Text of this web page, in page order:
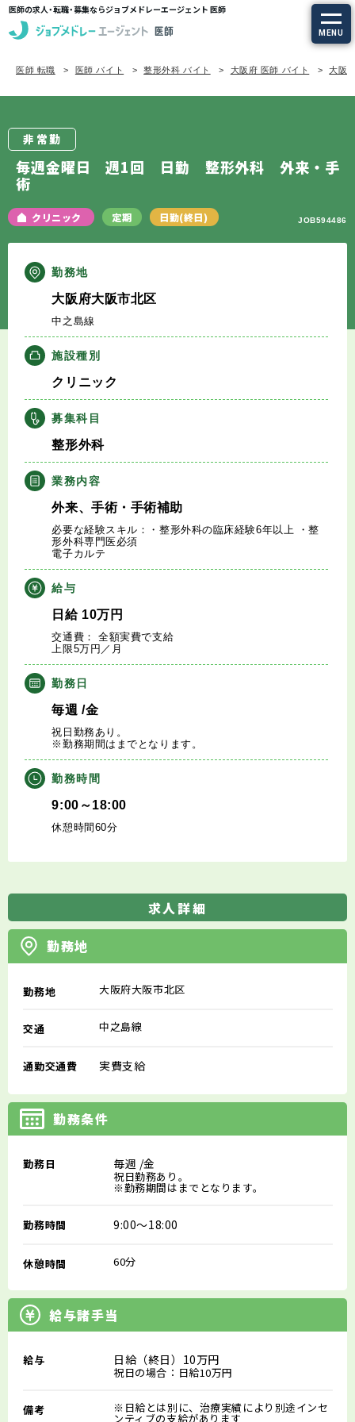
医師の求人・転職・募集ならジョブメドレーエージェント 医師
MENU
求人を探す
定期非常勤の求人
エージェントサービスTOP
サービスの流れ
医師の求人・転職Q&A
知りたい・聞きたい
転職成功事例
医師の転職マニュアル
データで見る医師の平均年収
医師に役立つ取材記事
大学医局紹介
医師 転職 医師 バイト 整形外科 バイト 大阪府 医師 バイト 大阪
非常勤
毎週金曜日 週1回 日勤 整形外科 外来・手
術
クリニック 定期 日勤(終日) JOB594486
勤務地
大阪府大阪市北区
中之島線
施設種別
クリニック
募集科目
整形外科
業務内容
外来、手術・手術補助
必要な経験スキル：・整形外科の臨床経験6年以上 ・整
形外科専門医必須
電子カルテ
給与
日給10万円
交通費： 全額実費で支給
上限5万円／月
勤務日
毎週 /金
祝日勤務あり。
※勤務期間はまでとなります。
勤務時間
9:00～18:00
休憩時間60分
求人詳細
勤務地
勤務地 大阪府大阪市北区
交通 中之島線
通勤交通費 実費支給
勤務条件
勤務日 毎週 /金
祝日勤務あり。
※勤務期間はまでとなります。
勤務時間 9:00～18:00
休憩時間 60分
給与諸手当
給与 日給（終日）10万円
祝日の場合：日給10万円
備考 ※日給とは別に、治療実績により別途インセ
ンティブの支給があります